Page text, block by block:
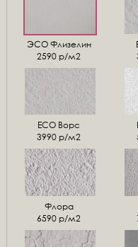
ЭСО Флизелин
2590 р/м2
ЕСО Ворс
3990 р/м2
Флора
6590 р/м2